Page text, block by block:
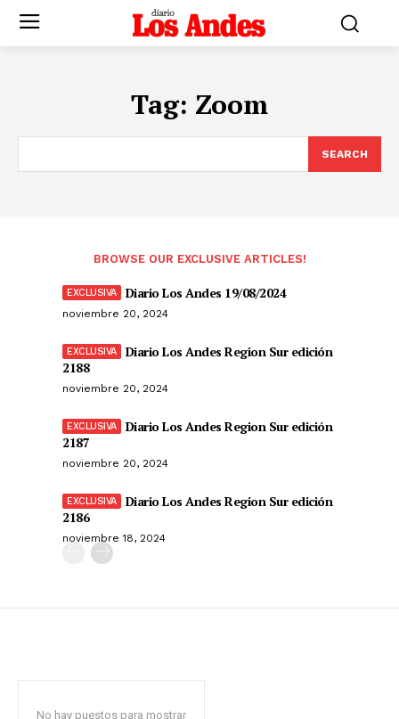
Tag: Zoom
SEARCH
BROWSE OUR EXCLUSIVE ARTICLES!
Diario Los Andes 19/08/2024
noviembre 20, 2024
Diario Los Andes Region Sur edición
2188
noviembre 20, 2024
Diario Los Andes Region Sur edición
2187
noviembre 20, 2024
Diario Los Andes Region Sur edición
2186
noviembre 18, 2024
No hay puestos para mostrar